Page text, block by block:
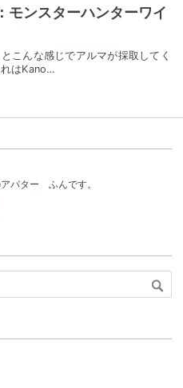
モンスターハンターワイ
こんな感じでアルマが採取してく
はKano…
バター ふんです。